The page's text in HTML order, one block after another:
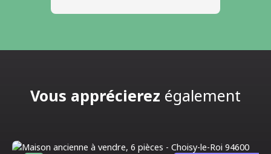
Vous apprécierez également